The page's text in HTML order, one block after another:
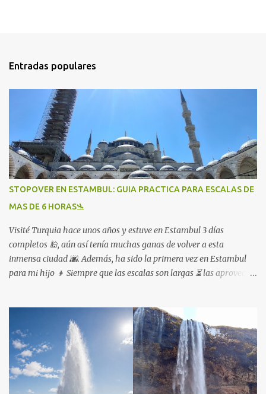
Entradas populares
STOPOVER EN ESTAMBUL: GUIA PRACTICA PARA ESCALAS DE
MAS DE 6 HORAS🛬
Visité Turquia hace unos años y estuve en Estambul 3 días
completos 🕌, aún así tenía muchas ganas de volver a esta
inmensa ciudad 🌆. Además, ha sido la primera vez en Estambul
para mi hijo 👦 Siempre que las escalas son largas ⏳ las aprovecho,